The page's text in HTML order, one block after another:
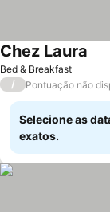
Bed & Breakfast
Chez Laura
/ Pontuação não
Selecione as
exatos.